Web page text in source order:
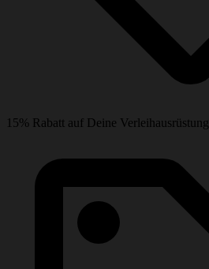
15% Rabatt auf Deine Verleihausrüstung